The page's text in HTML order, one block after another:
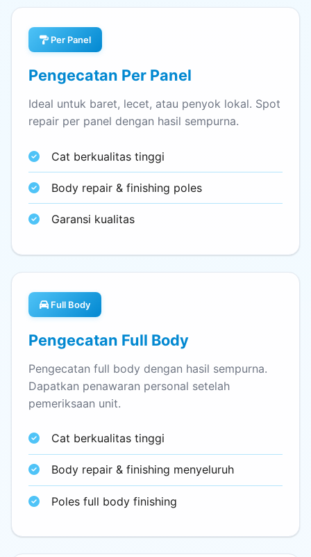
Per Panel
Pengecatan Per Panel
Ideal untuk baret, lecet, atau penyok lokal. Spot
repair per panel dengan hasil sempurna.
Cat berkualitas tinggi
Body repair & finishing poles
Garansi kualitas
Full Body
Pengecatan Full Body
Pengecatan full body dengan hasil sempurna.
Dapatkan penawaran personal setelah
pemeriksaan unit.
Cat berkualitas tinggi
Body repair & finishing menyeluruh
Poles full body finishing